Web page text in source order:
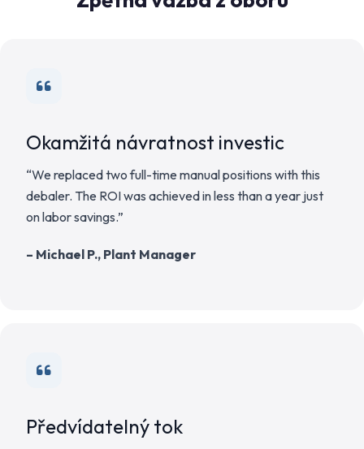
Okamžitá návratnost investic
“We replaced two full-time manual positions with this
debaler. The ROI was achieved in less than a year just
on labor savings.”
– Michael P., Plant Manager
Předvídatelný tok